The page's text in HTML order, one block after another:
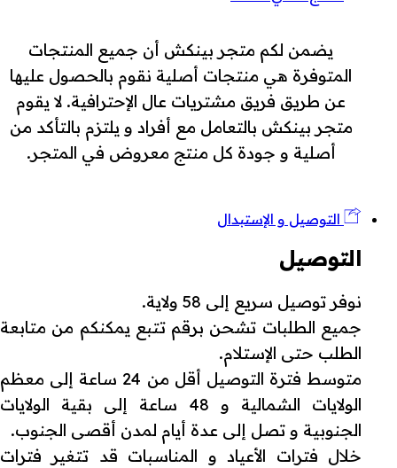
يضمن لكم متجر بينكش أن جميع المنتجات
المتوفرة هي منتجات أصلية نقوم بالحصول عليها
عن طريق فريق مشتريات عال الإحترافية. لا يقوم
متجر بينكش بالتعامل مع أفراد و يلتزم بالتأكد من
أصلية و جودة كل منتج معروض في المتجر.
التوصيل و الإستبدال
التوصيل
نوفر توصيل سريع إلى 58 ولاية.
جميع الطلبات تشحن برقم تتبع يمكنكم من متابعة
الطلب حتى الإستلام.
متوسط فترة التوصيل أقل من 24 ساعة إلى معظم
الولايات الشمالية و 48 ساعة إلى بقية الولايات
الجنوبية و تصل إلى عدة أيام لمدن أقصى الجنوب.
خلال فترات الأعياد و المناسبات قد تتغير فترات